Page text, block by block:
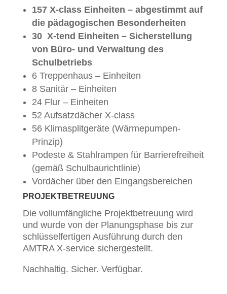
157 X-class Einheiten – abgestimmt auf
die pädagogischen Besonderheiten
30 X-tend Einheiten – Sicherstellung
von Büro- und Verwaltung des
Schulbetriebs
6 Treppenhaus – Einheiten
8 Sanitär – Einheiten
24 Flur – Einheiten
52 Aufsatzdächer X-class
56 Klimasplitgeräte (Wärmepumpen-
Prinzip)
Podeste & Stahlrampen für Barrierefreiheit
(gemäß Schulbaurichtlinie)
Vordächer über den Eingangsbereichen
PROJEKTBETREUUNG
Die vollumfängliche Projektbetreuung wird
und wurde von der Planungsphase bis zur
schlüsselfertigen Ausführung durch den
AMTRA X-service sichergestellt.
Nachhaltig. Sicher. Verfügbar.